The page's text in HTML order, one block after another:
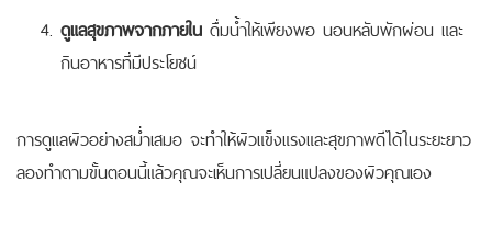
ดูแลสุขภาพจากภายใน ดื่มน้ำให้เพียงพอ นอนหลับพักผ่อน และ
กินอาหารที่มีประโยชน์
การดูแลผิวอย่างสม่ำเสมอ จะทำให้ผิวแข็งแรงและสุขภาพดีได้ในระยะยาว
ลองทำตามขั้นตอนนี้แล้วคุณจะเห็นการเปลี่ยนแปลงของผิวคุณเอง